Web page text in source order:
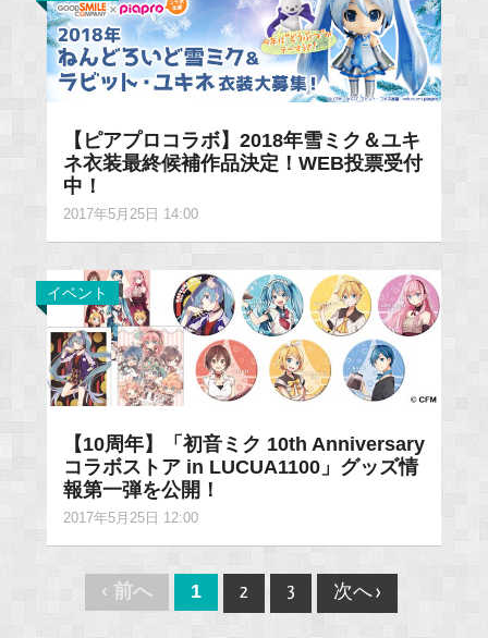
【ピアプロコラボ】2018年雪ミク＆ユキ
ネ衣装最終候補作品決定！WEB投票受付
中！
2017年5月25日 14:00
イベント
【10周年】「初音ミク 10th Anniversary
コラボストア in LUCUA1100」グッズ情
報第一弾を公開！
2017年5月25日 12:00
Post
navigation
‹ 前へ 1 2 3 次へ ›